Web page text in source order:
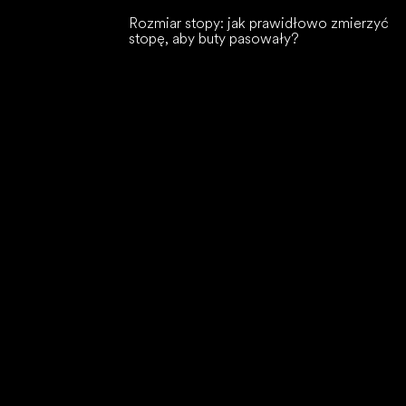
Rozmiar stopy: jak prawidłowo zmierzyć
stopę, aby buty pasowały?